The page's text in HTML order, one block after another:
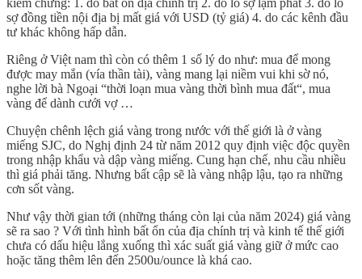
sợ đồng tiền nội địa bị mất giá với USD (tỷ giá) 4. do các kênh đầu
tư khác không hấp dẫn.
Riêng ở Việt nam thì còn có thêm 1 số lý do như: mua để mong
được may mắn (vía thần tài), vàng mang lại niềm vui khi sờ nó,
nghe lời bà Ngoại “thời loạn mua vàng thời bình mua đất“, mua
vàng để dành cưới vợ …
Chuyện chênh lệch giá vàng trong nước với thế giới là ở vàng
miếng SJC, do Nghị định 24 từ năm 2012 quy định việc độc quyền
trong nhập khẩu và dập vàng miếng. Cung hạn chế, nhu cầu nhiều
thì giá phải tăng. Nhưng bất cập sẽ là vàng nhập lậu, tạo ra những
cơn sốt vàng.
Như vậy thời gian tới (những tháng còn lại của năm 2024) giá vàng
sẽ ra sao ? Với tình hình bất ổn của địa chính trị và kinh tế thế giới
chưa có dấu hiệu lắng xuống thì xác suất giá vàng giữ ở mức cao
hoặc tăng thêm lên đến 2500u/ounce là khá cao.